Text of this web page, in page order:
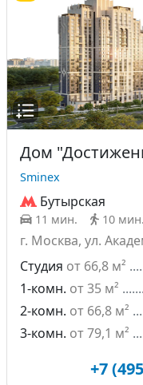
Дом
Sminex
Бутырская
11 мин. 10 мин.
г. Москва, ул.
Студия от 66,8 м²
1-комн. от 35 м²
2-комн. от 66,8 м²
3-комн. от 79,1 м²
+7